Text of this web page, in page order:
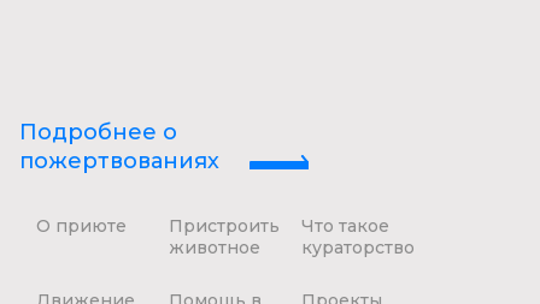
Подробнее о
пожертвованиях
О приюте
Пристроить
животное
Что такое
кураторство